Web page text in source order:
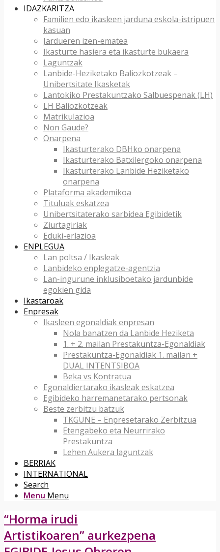
IDAZKARITZA
Familien edo ikasleen jarduna eskola-istripuen
kasuan
Jardueren izen-ematea
Ikasturte hasiera eta ikasturte bukaera
Laguntzak
Lanbide-Heziketako Baliozkotzeak –
Unibertsitate Ikasketak
Lantokiko Prestakuntzako Salbuespenak (LH)
LH Baliozkotzeak
Matrikulazioa
Non Gaude?
Onarpena
Ikasturterako DBHko onarpena
Ikasturterako Batxilergoko onarpena
Ikasturterako Lanbide Heziketako
onarpena
Plataforma akademikoa
Tituluak eskatzea
Unibertsitaterako sarbidea Egibidetik
Ziurtagiriak
Eduki-erlazioa
ENPLEGUA
Lan poltsa / Ikasleak
Lanbideko enplegatze-agentzia
Lan-ingurune inklusiboetako jardunbide
egokien gida
Ikastaroak
Enpresak
Ikasleen egonaldiak enpresan
Nola banatzen da Lanbide Heziketa
1. + 2. mailan Prestakuntza-Egonaldiak
Prestakuntza-Egonaldiak 1. mailan +
DUAL INTENTSIBOA
Beka vs Kontratua
Egonaldiertarako ikasleak eskatzea
Egibideko harremanetarako pertsonak
Beste zerbitzu batzuk
TKGUNE – Enpresetarako Zerbitzua
Etengabeko eta Neurrirako
Prestakuntza
Lehen Aukera laguntzak
BERRIAK
INTERNATIONAL
Search
Menu Menu
“Horma irudi
Artistikoaren” aurkezpena